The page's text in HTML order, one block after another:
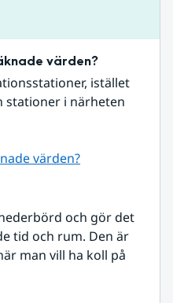
värden?
istället
stationer i närheten
värden?
och gör det
tid och rum. Den är
man vill ha koll på